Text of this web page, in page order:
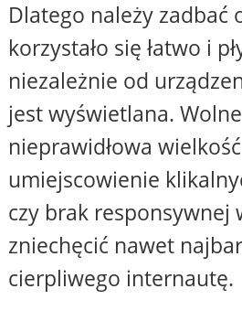
Dlatego należy zadbać
korzystało się łatwo i
niezależnie od
jest wyświetlana.
nieprawidłowa
umiejscowienie
czy brak responsywnej
zniechęcić nawet
cierpliwego internautę.